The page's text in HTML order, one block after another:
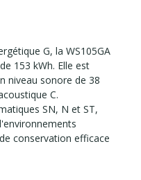
G, la WS105GA
153 kWh. Elle est
niveau sonore de 38
C.
SN, N et ST,
conservation efficace